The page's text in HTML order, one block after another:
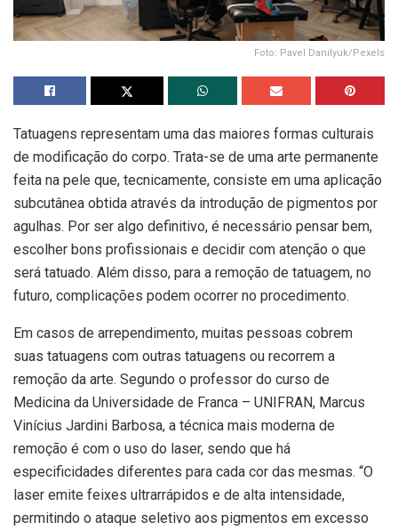
Foto: Pavel Danilyuk/Pexels
Tatuagens representam uma das maiores formas culturais
de modificação do corpo. Trata-se de uma arte permanente
feita na pele que, tecnicamente, consiste em uma aplicação
subcutânea obtida através da introdução de pigmentos por
agulhas. Por ser algo definitivo, é necessário pensar bem,
escolher bons profissionais e decidir com atenção o que
será tatuado. Além disso, para a remoção de tatuagem, no
futuro, complicações podem ocorrer no procedimento.
Em casos de arrependimento, muitas pessoas cobrem
suas tatuagens com outras tatuagens ou recorrem a
remoção da arte. Segundo o professor do curso de
Medicina da Universidade de Franca – UNIFRAN, Marcus
Vinícius Jardini Barbosa, a técnica mais moderna de
remoção é com o uso do laser, sendo que há
especificidades diferentes para cada cor das mesmas. “O
laser emite feixes ultrarrápidos e de alta intensidade,
permitindo o ataque seletivo aos pigmentos em excesso